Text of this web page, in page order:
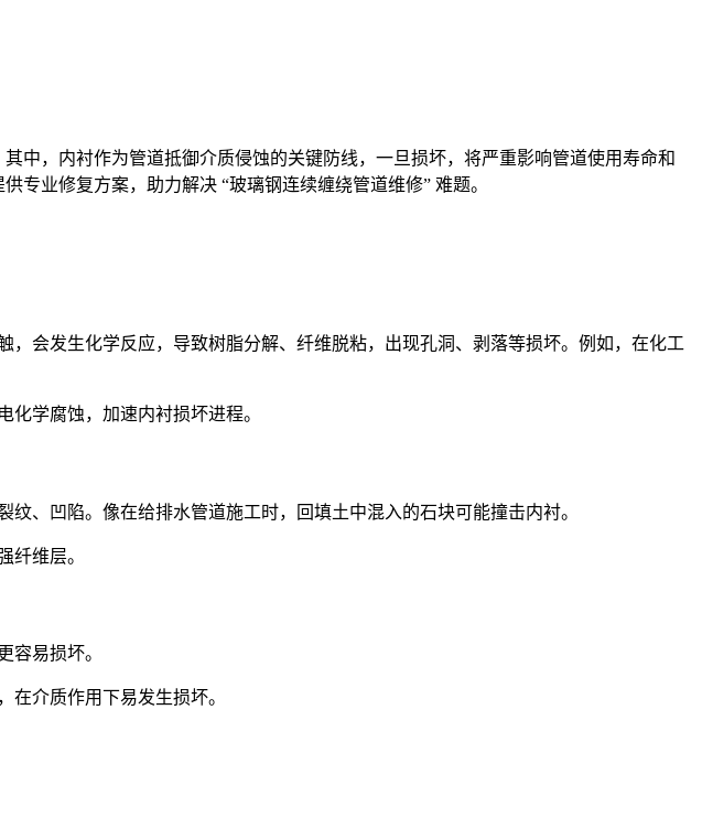
中，内衬作为管道抵御介质侵蚀的关键防线，一旦损坏，将严重影响管道使用寿命和
专业修复方案，助力解决 “玻璃钢连续缠绕管道维修” 难题。
会发生化学反应，导致树脂分解、纤维脱粘，出现孔洞、剥落等损坏。例如，在化工
学腐蚀，加速内衬损坏进程。
、凹陷。像在给排水管道施工时，回填土中混入的石块可能撞击内衬。
纤维层。
容易损坏。
在介质作用下易发生损坏。